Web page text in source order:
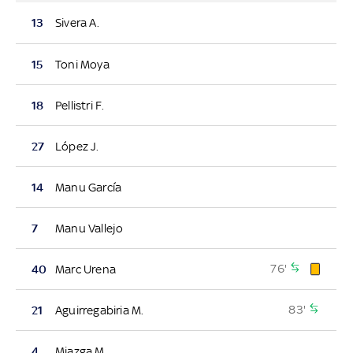
13 Sivera A.
15 Toni Moya
18 Pellistri F.
27 López J.
14 Manu García
7 Manu Vallejo
40 Marc Urena 76'
21 Aguirregabiria M. 83'